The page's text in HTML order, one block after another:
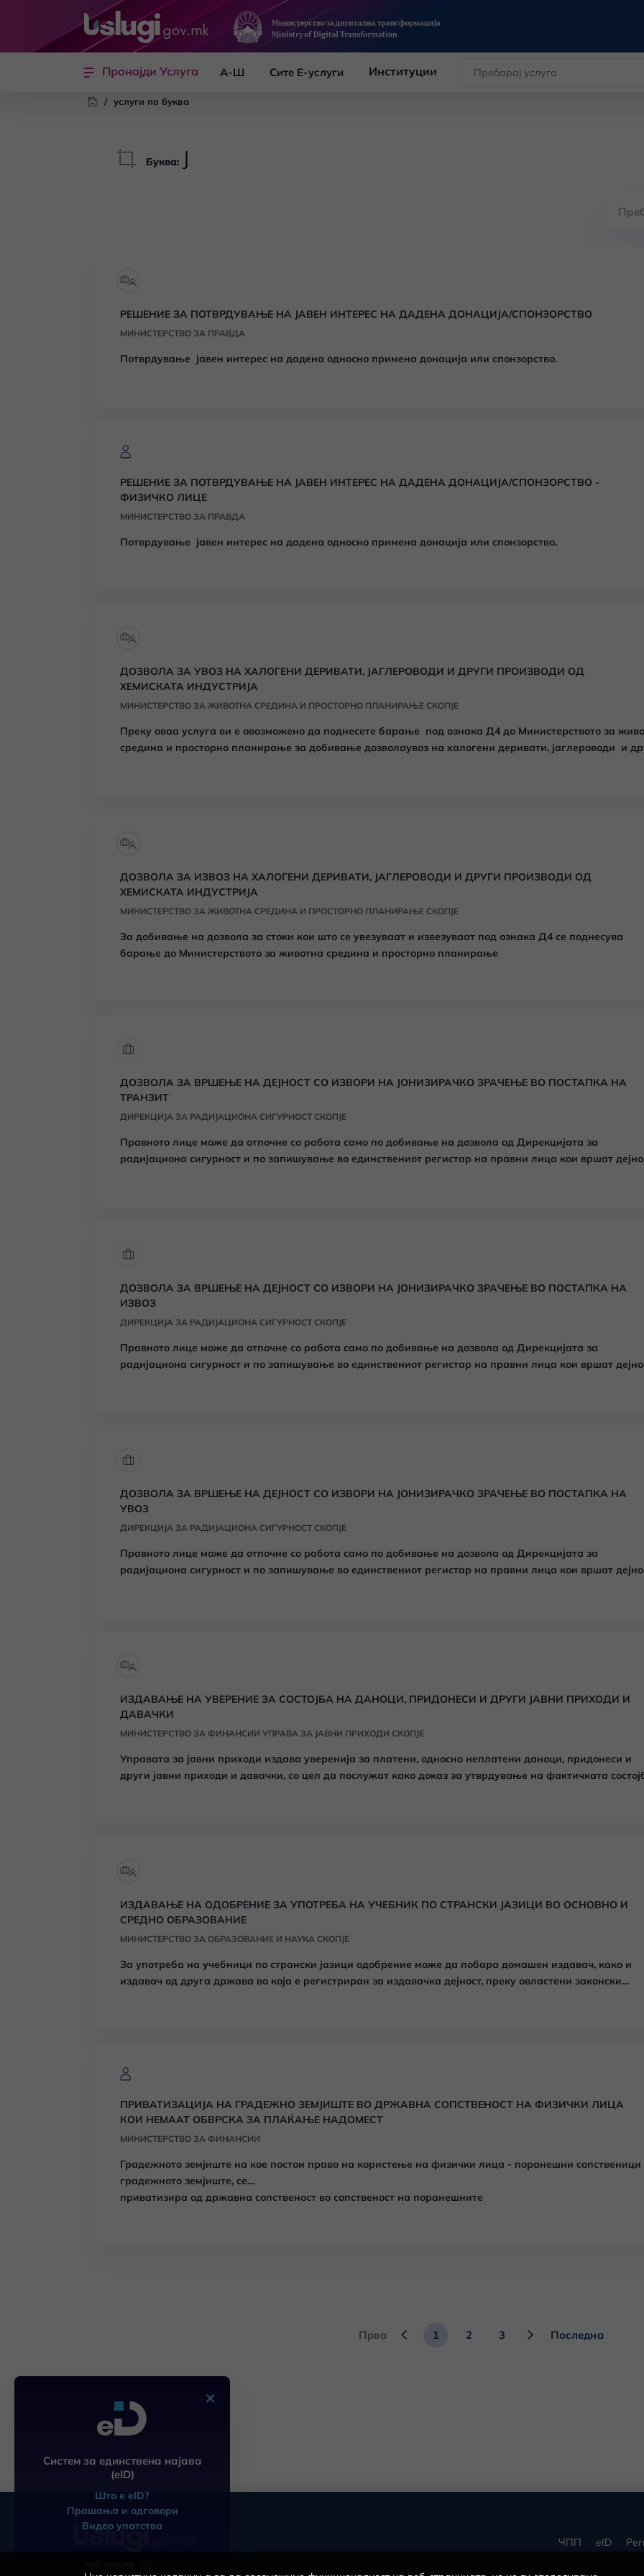
Пронајди Услуга А-Ш Сите Е-услуги Институции
/ услуги по буква
Буква: Ј
РЕШЕНИЕ ЗА ПОТВРДУВАЊЕ НА ЈАВЕН ИНТЕРЕС НА ДАДЕНА ДОНАЦИЈА/СПОНЗОРСТВО
МИНИСТЕРСТВО ЗА ПРАВДА
Потврдување јавен интерес на дадена односно примена донација или спонзорство.
РЕШЕНИЕ ЗА ПОТВРДУВАЊЕ НА ЈАВЕН ИНТЕРЕС НА ДАДЕНА ДОНАЦИЈА/СПОНЗОРСТВО -
ФИЗИЧКО ЛИЦЕ
МИНИСТЕРСТВО ЗА ПРАВДА
Потврдување јавен интерес на дадена односно примена донација или спонзорство.
ДОЗВОЛА ЗА УВОЗ НА ХАЛОГЕНИ ДЕРИВАТИ, ЈАГЛЕРОВОДИ И ДРУГИ ПРОИЗВОДИ ОД
ХЕМИСКАТА ИНДУСТРИЈА
МИНИСТЕРСТВО ЗА ЖИВОТНА СРЕДИНА И ПРОСТОРНО ПЛАНИРАЊЕ СКОПЈЕ
Преку оваа услуга ви е овозможено да поднесете барање под ознака Д4 до Министерството за
средина и просторно планирање за добивање дозволаувоз на халогени деривати, јаглероводи и
ДОЗВОЛА ЗА ИЗВОЗ НА ХАЛОГЕНИ ДЕРИВАТИ, ЈАГЛЕРОВОДИ И ДРУГИ ПРОИЗВОДИ ОД
ХЕМИСКАТА ИНДУСТРИЈА
МИНИСТЕРСТВО ЗА ЖИВОТНА СРЕДИНА И ПРОСТОРНО ПЛАНИРАЊЕ СКОПЈЕ
За добивање на дозвола за стоки кои што се увезуваат и извезуваат под ознака Д4 се поднесува
барање до Министерството за животна средина и просторно планирање
ДОЗВОЛА ЗА ВРШЕЊЕ НА ДЕЈНОСТ СО ИЗВОРИ НА ЈОНИЗИРАЧКО ЗРАЧЕЊЕ ВО ПОСТАПКА НА
ТРАНЗИТ
ДИРЕКЦИЈА ЗА РАДИЈАЦИОНА СИГУРНОСТ СКОПЈЕ
Правното лице може да отпочне со работа само по добивање на дозвола од Дирекцијата за
радијациона сигурност и по запишување во единствениот регистар на правни лица кои вршат
ДОЗВОЛА ЗА ВРШЕЊЕ НА ДЕЈНОСТ СО ИЗВОРИ НА ЈОНИЗИРАЧКО ЗРАЧЕЊЕ ВО ПОСТАПКА НА
ИЗВОЗ
ДИРЕКЦИЈА ЗА РАДИЈАЦИОНА СИГУРНОСТ СКОПЈЕ
Правното лице може да отпочне со работа само по добивање на дозвола од Дирекцијата за
радијациона сигурност и по запишување во единствениот регистар на правни лица кои вршат
ДОЗВОЛА ЗА ВРШЕЊЕ НА ДЕЈНОСТ СО ИЗВОРИ НА ЈОНИЗИРАЧКО ЗРАЧЕЊЕ ВО ПОСТАПКА НА
УВОЗ
ДИРЕКЦИЈА ЗА РАДИЈАЦИОНА СИГУРНОСТ СКОПЈЕ
Правното лице може да отпочне со работа само по добивање на дозвола од Дирекцијата за
радијациона сигурност и по запишување во единствениот регистар на правни лица кои вршат
ИЗДАВАЊЕ НА УВЕРЕНИЕ ЗА СОСТОЈБА НА ДАНОЦИ, ПРИДОНЕСИ И ДРУГИ ЈАВНИ ПРИХОДИ И
ДАВАЧКИ
МИНИСТЕРСТВО ЗА ФИНАНСИИ УПРАВА ЗА ЈАВНИ ПРИХОДИ СКОПЈЕ
Управата за јавни приходи издава уверенија за платени, односно неплатени даноци, придонеси и
други јавни приходи и давачки, со цел да послужат како доказ за утврдување на фактичката
ИЗДАВАЊЕ НА ОДОБРЕНИЕ ЗА УПОТРЕБА НА УЧЕБНИК ПО СТРАНСКИ ЈАЗИЦИ ВО ОСНОВНО И
СРЕДНО ОБРАЗОВАНИЕ
МИНИСТЕРСТВО ЗА ОБРАЗОВАНИЕ И НАУКА СКОПЈЕ
За употреба на учебници по странски јазици одобрение може да побара домашен издавач, како и
издавач од друга држава во која е регистриран за издавачка дејност, преку овластени законски
ПРИВАТИЗАЦИЈА НА ГРАДЕЖНО ЗЕМЈИШТЕ ВО ДРЖАВНА СОПСТВЕНОСТ НА ФИЗИЧКИ ЛИЦА
КОИ НЕМААТ ОБВРСКА ЗА ПЛАЌАЊЕ НАДОМЕСТ
МИНИСТЕРСТВО ЗА ФИНАНСИИ
Градежното земјиште на кое постои право на користење на физички лица - поранешни сопственици
градежното земјиште, се
приватизира од државна сопственост во сопственост на поранешните
Прва 1 2 3 Последна
ЧПП eID
Систем за единствена најава
(eID)
Што е eID?
Прашања и одговори
Видео упатства
×